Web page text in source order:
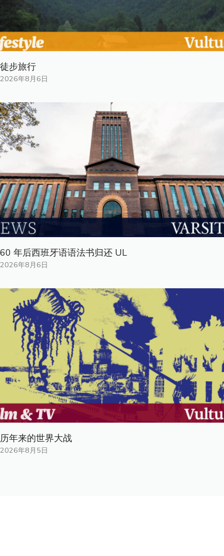
徒步旅行
2026年8月6日
60 年后西班牙语语法书归还 UL
2026年8月6日
历年来的世界大战
2026年8月5日